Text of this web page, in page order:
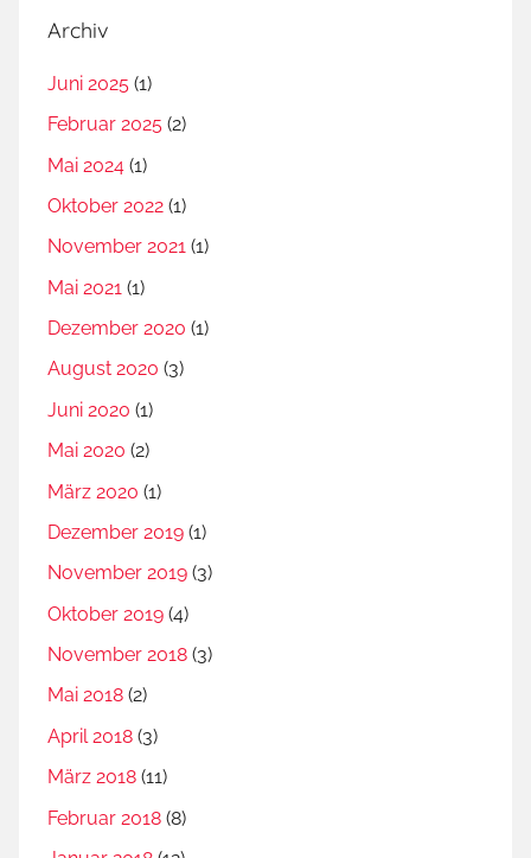
Archiv
Juni 2025 (1)
Februar 2025 (2)
Mai 2024 (1)
Oktober 2022 (1)
November 2021 (1)
Mai 2021 (1)
Dezember 2020 (1)
August 2020 (3)
Juni 2020 (1)
Mai 2020 (2)
März 2020 (1)
Dezember 2019 (1)
November 2019 (3)
Oktober 2019 (4)
November 2018 (3)
Mai 2018 (2)
April 2018 (3)
März 2018 (11)
Februar 2018 (8)